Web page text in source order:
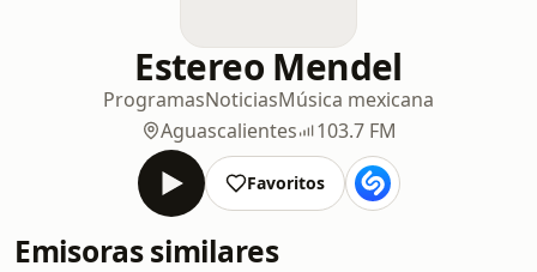
Estereo Mendel
ProgramasNoticiasMúsica mexicana
Aguascalientes
103.7 FM
Favoritos
Emisoras similares